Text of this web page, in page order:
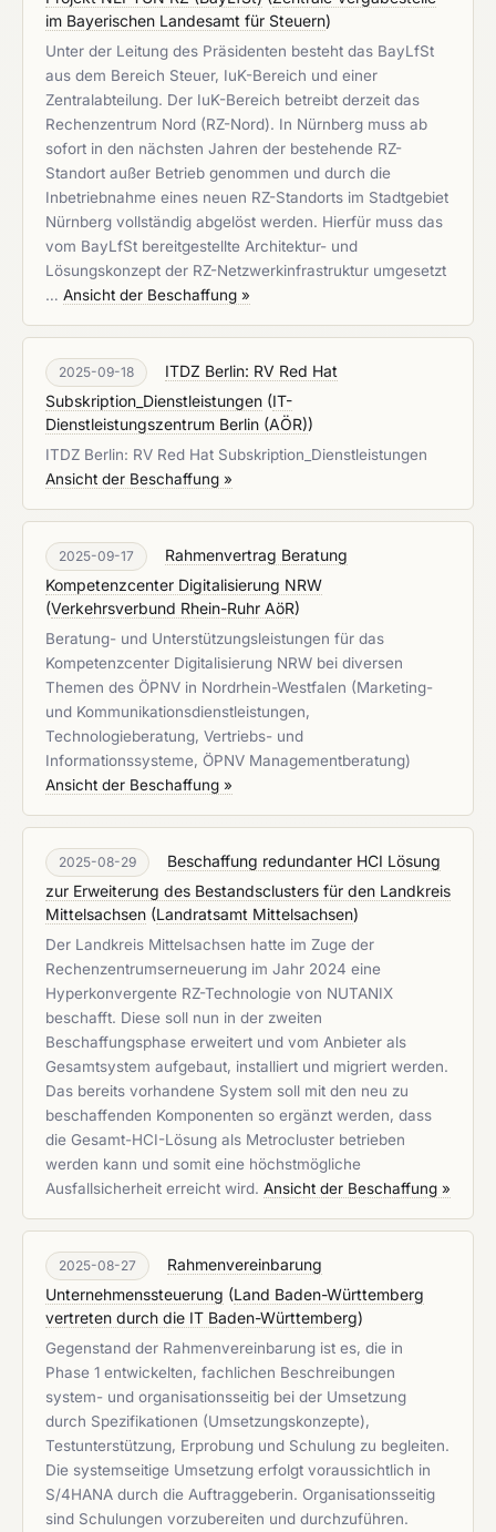
im Bayerischen Landesamt für Steuern)
Unter der Leitung des Präsidenten besteht das BayLfSt
aus dem Bereich Steuer, IuK-Bereich und einer
Zentralabteilung. Der IuK-Bereich betreibt derzeit das
Rechenzentrum Nord (RZ-Nord). In Nürnberg muss ab
sofort in den nächsten Jahren der bestehende RZ-
Standort außer Betrieb genommen und durch die
Inbetriebnahme eines neuen RZ-Standorts im Stadtgebiet
Nürnberg vollständig abgelöst werden. Hierfür muss das
vom BayLfSt bereitgestellte Architektur- und
Lösungskonzept der RZ-Netzwerkinfrastruktur umgesetzt
… Ansicht der Beschaffung »
2025-09-18
ITDZ Berlin: RV Red Hat
Subskription_Dienstleistungen (IT-
Dienstleistungszentrum Berlin (AÖR))
ITDZ Berlin: RV Red Hat Subskription_Dienstleistungen
Ansicht der Beschaffung »
2025-09-17
Rahmenvertrag Beratung
Kompetenzcenter Digitalisierung NRW
(Verkehrsverbund Rhein-Ruhr AöR)
Beratung- und Unterstützungsleistungen für das
Kompetenzcenter Digitalisierung NRW bei diversen
Themen des ÖPNV in Nordrhein-Westfalen (Marketing-
und Kommunikationsdienstleistungen,
Technologieberatung, Vertriebs- und
Informationssysteme, ÖPNV Managementberatung)
Ansicht der Beschaffung »
2025-08-29
Beschaffung redundanter HCI Lösung
zur Erweiterung des Bestandsclusters für den Landkreis
Mittelsachsen (Landratsamt Mittelsachsen)
Der Landkreis Mittelsachsen hatte im Zuge der
Rechenzentrumserneuerung im Jahr 2024 eine
Hyperkonvergente RZ-Technologie von NUTANIX
beschafft. Diese soll nun in der zweiten
Beschaffungsphase erweitert und vom Anbieter als
Gesamtsystem aufgebaut, installiert und migriert werden.
Das bereits vorhandene System soll mit den neu zu
beschaffenden Komponenten so ergänzt werden, dass
die Gesamt-HCI-Lösung als Metrocluster betrieben
werden kann und somit eine höchstmögliche
Ausfallsicherheit erreicht wird. Ansicht der Beschaffung »
2025-08-27
Rahmenvereinbarung
Unternehmenssteuerung (Land Baden-Württemberg
vertreten durch die IT Baden-Württemberg)
Gegenstand der Rahmenvereinbarung ist es, die in
Phase 1 entwickelten, fachlichen Beschreibungen
system- und organisationsseitig bei der Umsetzung
durch Spezifikationen (Umsetzungskonzepte),
Testunterstützung, Erprobung und Schulung zu begleiten.
Die systemseitige Umsetzung erfolgt voraussichtlich in
S/4HANA durch die Auftraggeberin. Organisationsseitig
sind Schulungen vorzubereiten und durchzuführen.